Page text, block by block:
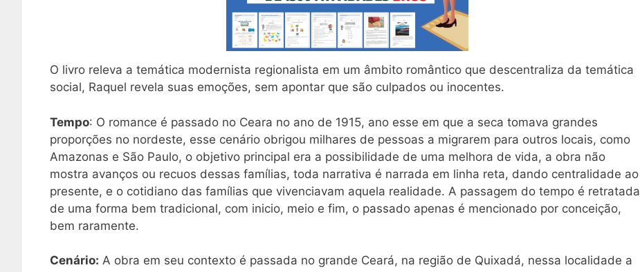
O livro releva a temática modernista regionalista em um âmbito romântico que descentraliza da temática
social, Raquel revela suas emoções, sem apontar que são culpados ou inocentes.
Tempo: O romance é passado no Ceara no ano de 1915, ano esse em que a seca tomava grandes
proporções no nordeste, esse cenário obrigou milhares de pessoas a migrarem para outros locais, como
Amazonas e São Paulo, o objetivo principal era a possibilidade de uma melhora de vida, a obra não
mostra avanços ou recuos dessas famílias, toda narrativa é narrada em linha reta, dando centralidade ao
presente, e o cotidiano das famílias que vivenciavam aquela realidade. A passagem do tempo é retratada
de uma forma bem tradicional, com inicio, meio e fim, o passado apenas é mencionado por conceição,
bem raramente.
Cenário: A obra em seu contexto é passada no grande Ceará, na região de Quixadá, nessa localidade a